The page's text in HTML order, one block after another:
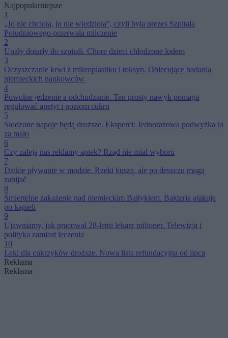
Najpopularniejsze
1
„Jo nie chcioła, jo nie wiedzioła”, czyli była prezes Szpitala
Południowego przerwała milczenie
2
Upały dotarły do szpitali. Chore dzieci chłodzone lodem
3
Oczyszczanie krwi z mikroplastiku i toksyn. Obiecujące badania
niemieckich naukowców
4
Powolne jedzenie a odchudzanie. Ten prosty nawyk pomaga
regulować apetyt i poziom cukru
5
Słodzone napoje będą droższe. Eksperci: Jednorazowa podwyżka to
za mało
6
Czy zaleją nas reklamy aptek? Rząd nie miał wyboru
7
Dzikie pływanie w modzie. Rzeki kuszą, ale po deszczu mogą
zabijać
8
Śmiertelne zakażenie nad niemieckim Bałtykiem. Bakteria atakuje
po kąpieli
9
Ujawniamy, jak pracował 28-letni lekarz milioner. Telewizja i
polityka zamiast leczenia
10
Leki dla cukrzyków droższe. Nowa lista refundacyjna od lipca
Reklama
Reklama